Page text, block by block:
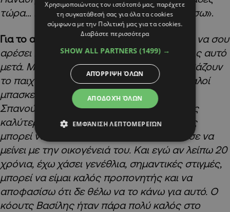
τώρα… Εδώ ξεκίνησα, εδώ θέλω να τελειώσω».
Για το αν θα γινόταν προπονητής:
Πρέπει να σου
αρέσει η προπονητική για να ακολουθήσεις αυτό
μετά. Μπορεί να έχουν το χάρισμα να διαβάζουν
το παιχνίδι, υπάρχουν παίκτες που είναι καλοί
μπασκετμπολίστες αλλά δεν το διαβάζουν.
Σπανούλης και Διαμαντίδης είναι από τους
καλύτερους όλων των εποχών, ο δεύτερος
μπορεί να είχε το χάρισμα αλλά αποφάσισε να
μείνει με την οικογένειά του. Και εγώ αν λείπω 20
χρόνια, έχω χάσει γενέθλια, σημαντικές στιγμές,
μπορεί να είμαι καλός προπονητής και να
αποφασίσω ότι δε θέλω να το κάνω για αυτό. Ο
κόουτς Βασίλης ήταν πάρα πολύ καλός στο
Χρησιμοποιώντας τον ιστότοπό μας, παρέχετε
τη συγκατάθεσή σας για όλα τα cookies
σύμφωνα με την Πολιτική μας για τα cookies.
Διαβάστε περισσότερα
SHOW ALL PARTNERS (1499) →
ΑΠΟΔΟΧΉ ΌΛΩΝ
ΑΠΌΡΡΙΨΗ ΌΛΩΝ
ΕΜΦΆΝΙΣΗ ΛΕΠΤΟΜΕΡΕΙΏΝ